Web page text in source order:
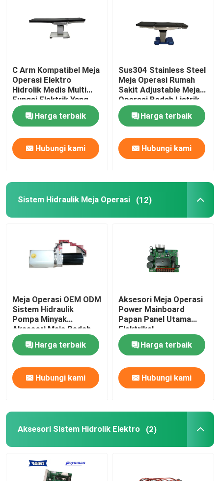
Wisata pabrik
Hubungi kami
Berita
Aksesori meja operasi
Aksesori Sistem Hidrolik Elektro
Positioner Pasien Gel
Penempatan Busa
Meja Operasi Listrik
C Arm Kompatibel Meja
Operasi Elektro
Hidrolik Medis Multi
Fungsi Elektrik Yang
Digunakan Di Rumah
Sakit Harga terbaik
Hubungi kami
Sus304 Stainless Steel
Meja Operasi Rumah
Sakit Adjustable Meja
Operasi Bedah Listrik
Lipat
Harga terbaik
Hubungi kami
Sistem Hidraulik Meja Operasi (12)
Meja Operasi OEM ODM
Sistem Hidraulik
Pompa Minyak
Aksesori Meja Bedah
Harga terbaik
Hubungi kami
Aksesori Meja Operasi
Power Mainboard
Papan Panel Utama
Elektrikal
Harga terbaik
Hubungi kami
Aksesori Sistem Hidrolik Elektro (2)